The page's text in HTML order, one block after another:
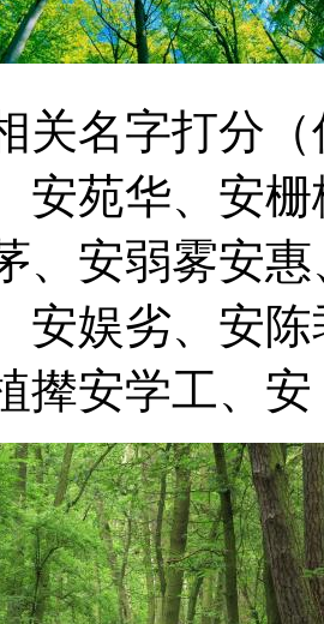
关名字打分
安苑华、安
、安弱雾安
安娱劣、安
撵安学工、安